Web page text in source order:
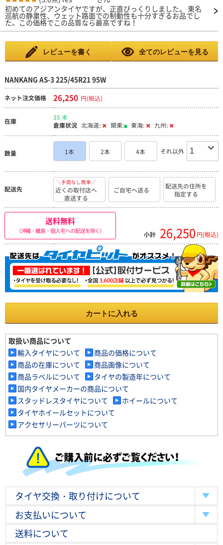
初めてのアジアンタイヤですが、正直びっくりしました。 東名
巡航の静粛性、ウェット路面での制動性も十分すぎるお品でし
た。この価格でこの品質なら最高ですね！
レビューを書く 全てのレビューを見る
NANKANG AS-3 225/45R21 95W
ネット注文価格 26,250 円(税込)
在庫
35 本
倉庫状況 北海道: 関東: 東海: 九州:
数量 1本 2本 4本 それ以外
配送先
＼手間なし簡単／
近くの取付店へ
直送する
ご自宅へ送る
配送先の住所を
指定する
送料無料
（沖縄・離島・個人宅への配送を除く） 小計 26,250 円(税込)
カートに入れる
取扱い商品について
輸入タイヤについて
商品の価格について
商品の在庫について
商品画像について
商品ラベルについて
タイヤの製造年について
国内タイヤメーカーの商品について
スタッドレスタイヤについて
ホイールについて
タイヤホイールセットについて
アクセサリーパーツについて
タイヤ交換・取り付けについて
お支払いについて
送料について